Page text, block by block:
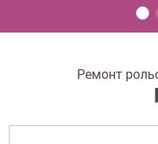
Ремонт